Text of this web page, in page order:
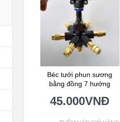
Béc tưới phun sương
bằng đồng 7 hướng
45.000VNĐ